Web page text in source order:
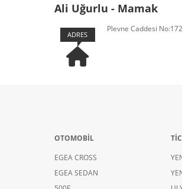
Ali Uğurlu - Mamak
ADRES
Plevne Caddesi
OTOMOBİL
EGEA CROSS
EGEA SEDAN